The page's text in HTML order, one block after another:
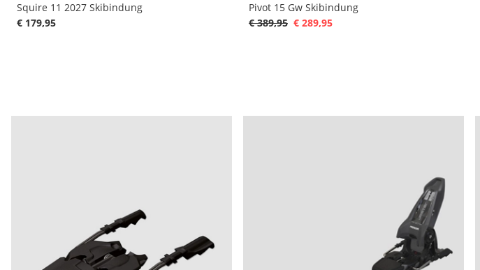
Squire 11 2027 Skibindung
€ 179,95
Pivot 15 Gw Skibindung
€ 389,95 € 289,95